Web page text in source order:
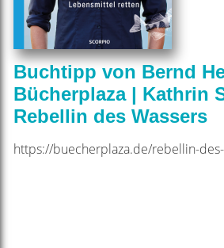
Buchtipp von Bernd
Bücherplaza | Kathrin
Rebellin des Wassers
https://buecherplaza.de/rebellin-